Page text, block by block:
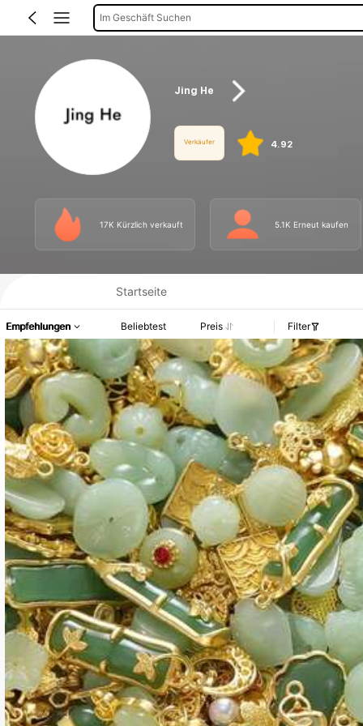
Im Geschäft Suchen
Jing He
Verkäufer 4.92
17K Kürzlich verkauft 5.1K Erneut kaufen
Produktinformation: Preisangabe, Verkaufs- und Lagerbestandsdetails.
Startseite
Empfehlungen Beliebtest Preis Filter